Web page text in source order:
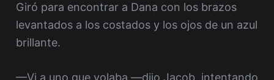
Giró para encontrar a Dana con los brazos
levantados a los costados y los ojos de un azul
brillante.
—Vi a uno que volaba —dijo Jacob, intentando